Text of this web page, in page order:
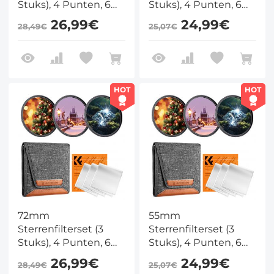
Stuks), 4 Punten, 6
Punten, 8 Punten
voor Kruisfilters,
18 Lagen Nano
Schoonmaakdoekjes
28,49€26,99€
Stuks), 4 Punten, 6
Punten, 8 Punten
voor Kruisfilters,
18 Lagen Nano
Schoonmaakdoekjes
25,07€24,99€
HOT
72mm
Sterrenfilterset (3
Stuks), 4 Punten, 6
Punten, 8 Punten
voor Kruisfilters,
28,49€26,99€
HOT
55mm
Sterrenfilterset (3
Stuks), 4 Punten, 6
Punten, 8 Punten
voor Kruisfilters,
25,07€24,99€